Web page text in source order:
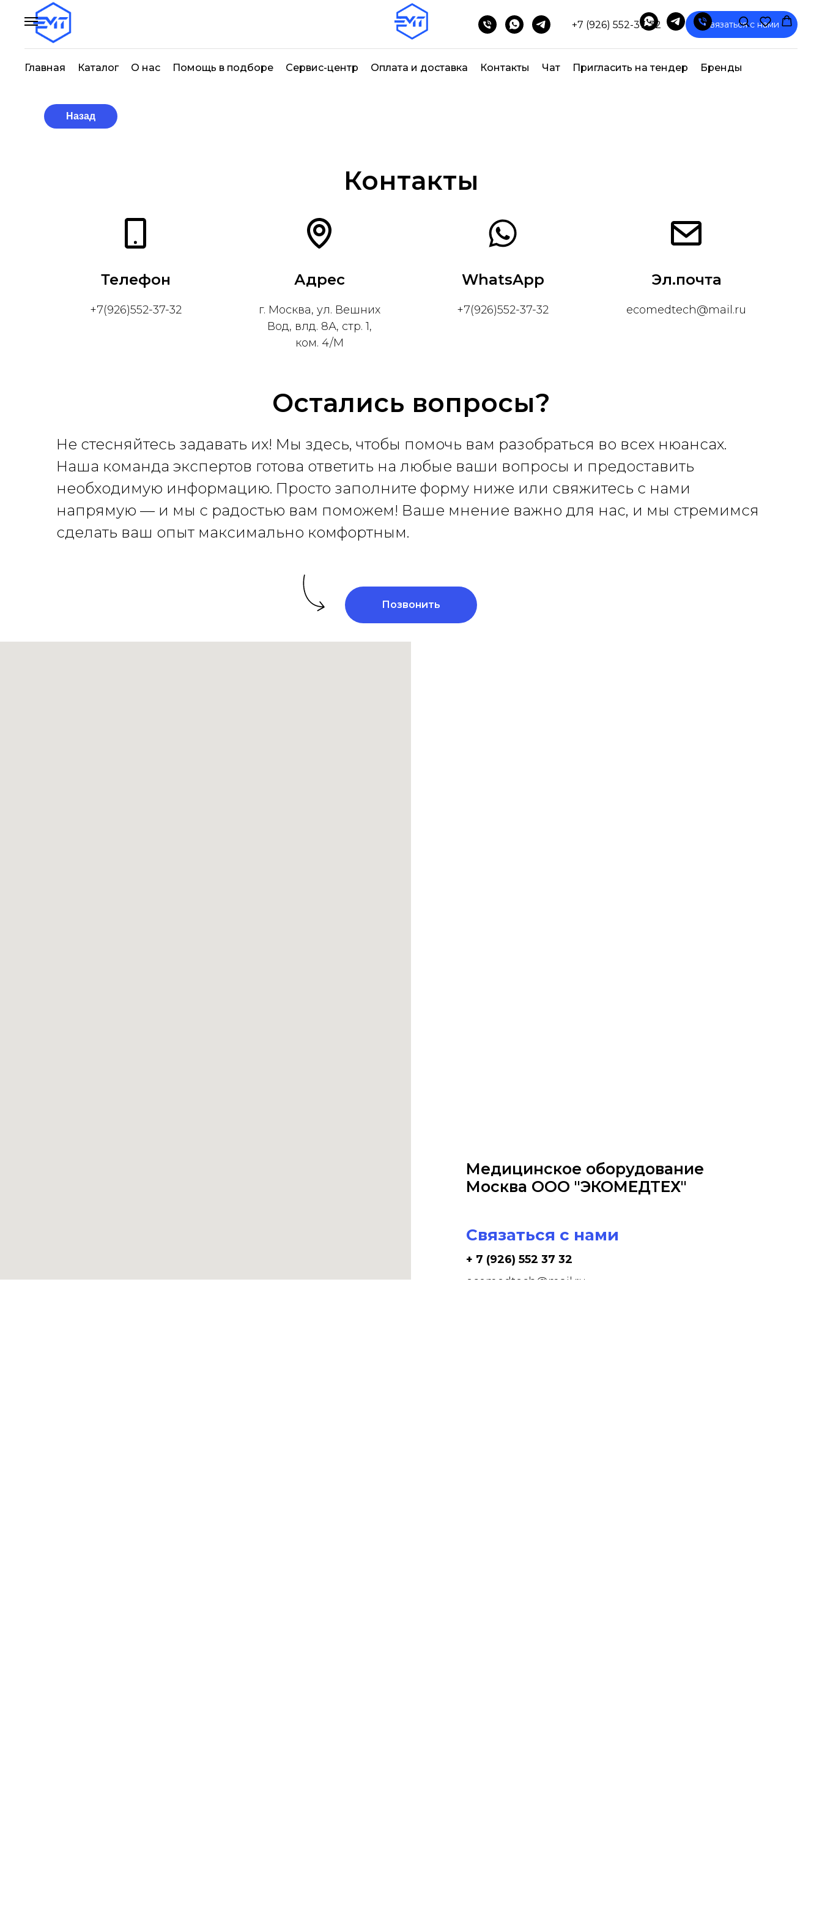
+7 (926) 552-37-32 Связаться с нами
Главная Каталог О нас Помощь в подборе Сервис-центр Оплата и доставка Контакты Чат Пригласить на тендер Бренды
Назад
Контакты
Телефон
+7(926)552-37-32
Адрес
г. Москва, ул. Вешних
Вод, влд. 8А, стр. 1,
ком. 4/М
WhatsApp
+7(926)552-37-32
Эл.почта
ecomedtech@mail.ru
Остались вопросы?
Не стесняйтесь задавать их! Мы здесь, чтобы помочь вам разобраться во всех нюансах.
Наша команда экспертов готова ответить на любые ваши вопросы и предоставить
необходимую информацию. Просто заполните форму ниже или свяжитесь с нами
напрямую — и мы с радостью вам поможем! Ваше мнение важно для нас, и мы стремимся
сделать ваш опыт максимально комфортным.
Позвонить
Медицинское оборудование
Москва ООО "ЭКОМЕДТЕХ"
Связаться с нами
+ 7 (926) 552 37 32
ecomedtech@mail.ru